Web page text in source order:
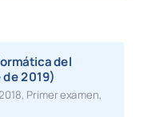
del
2019)
, Primer examen,